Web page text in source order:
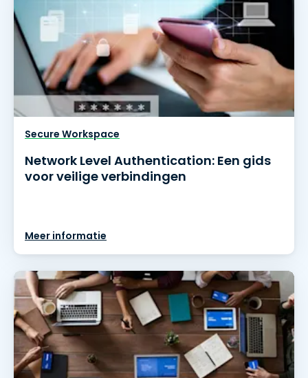
Secure Workspace
Network Level Authentication: Een gids
voor veilige verbindingen
Meer informatie